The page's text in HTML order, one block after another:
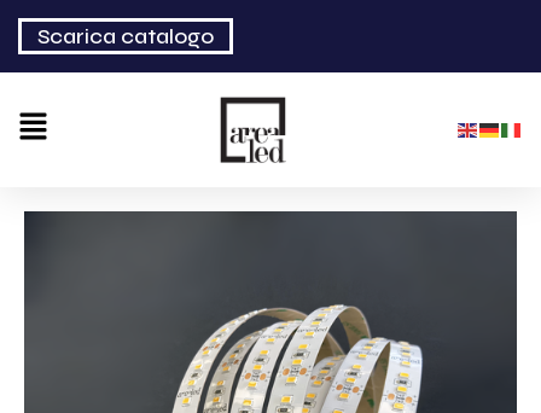
Scarica catalogo